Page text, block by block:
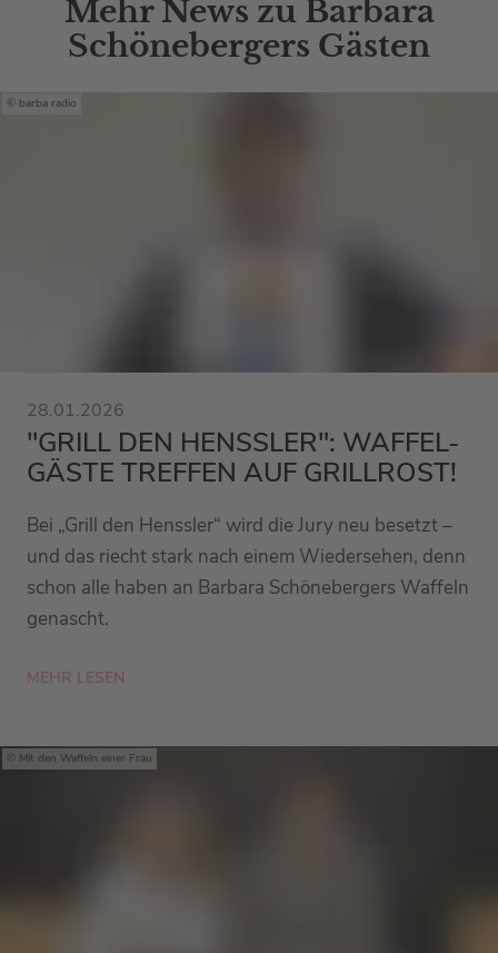
Mehr News zu Barbara
Schönebergers Gästen
barba radio
28.01.2026
"GRILL DEN HENSSLER": WAFFEL-
GÄSTE TREFFEN AUF GRILLROST!
Bei „Grill den Henssler“ wird die Jury neu besetzt –
und das riecht stark nach einem Wiedersehen, denn
schon alle haben an Barbara Schönebergers Waffeln
genascht.
MEHR LESEN
Mit den Waffeln einer Frau